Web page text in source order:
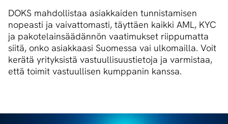
DOKS mahdollistaa asiakkaiden tunnistamisen
nopeasti ja vaivattomasti, täyttäen kaikki AML, KYC
ja pakotelainsäädännön vaatimukset riippumatta
siitä, onko asiakkaasi Suomessa vai ulkomailla. Voit
kerätä yrityksistä vastuullisuustietoja ja varmistaa,
että toimit vastuullisen kumppanin kanssa.